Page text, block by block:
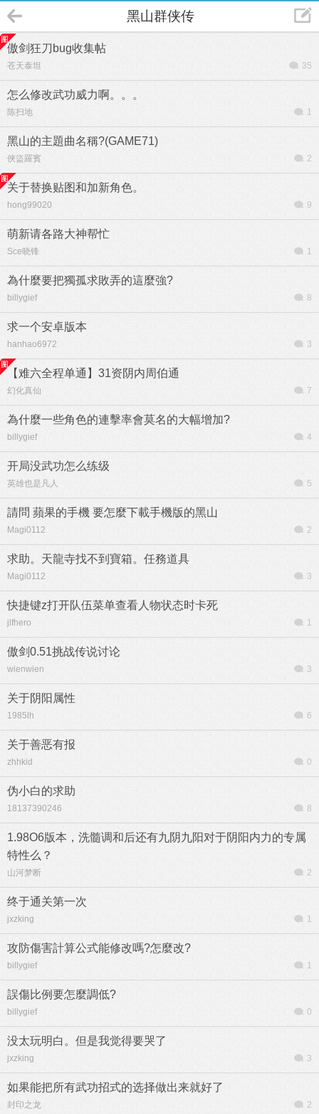
黑山群侠传
傲剑狂刀bug收集帖
苍天泰坦 35
怎么修改武功威力啊。。。
陈扫地 1
黑山的主題曲名稱?(GAME71)
俠盜羅賓 2
关于替换贴图和加新角色。
hong99020 9
萌新请各路大神帮忙
Sce晓锋 1
為什麼要把獨孤求敗弄的這麼強?
billygief 8
求一个安卓版本
hanhao6972 3
【难六全程单通】31资阴内周伯通
幻化真仙 7
為什麼一些角色的連擊率會莫名的大幅增加?
billygief 4
开局没武功怎么练级
英雄也是凡人 5
請問 蘋果的手機 要怎麼下載手機版的黑山
Magi0112 2
求助。天龍寺找不到寶箱。任務道具
Magi0112 3
快捷键z打开队伍菜单查看人物状态时卡死
jlfhero 1
傲剑0.51挑战传说讨论
wienwien 3
关于阴阳属性
1985lh 6
关于善恶有报
zhhkid 0
伪小白的求助
18137390246 8
1.98O6版本，洗髓调和后还有九阴九阳对于阴阳内力的专属
特性么？
山河梦断 2
终于通关第一次
jxzking 1
攻防傷害計算公式能修改嗎?怎麼改?
billygief 1
誤傷比例要怎麼調低?
billygief 0
没太玩明白。但是我觉得要哭了
jxzking 3
如果能把所有武功招式的选择做出来就好了
封印之龙 2